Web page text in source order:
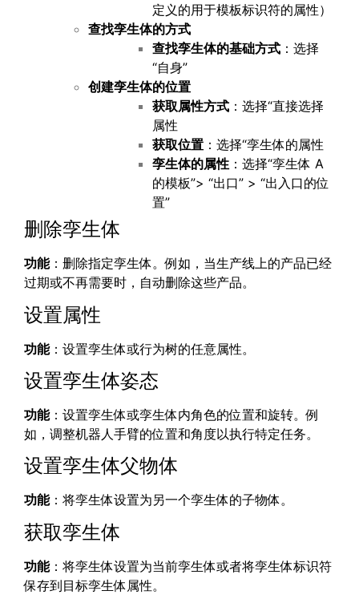
定义的用于模板标识符的属性）
查找孪生体的方式
查找孪生体的基础方式 ：选择
“自身”
创建孪生体的位置
获取属性方式 ：选择“直接选择
属性
获取位置 ：选择“孪生体的属性
孪生体的属性 ：选择“孪生体 A
的模板”> “出口” > “出入口的位
置”
删除孪生体
功能：删除指定孪生体。例如，当生产线上的产品已经
过期或不再需要时，自动删除这些产品。
设置属性
功能：设置孪生体或行为树的任意属性。
设置孪生体姿态
功能：设置孪生体或孪生体内角色的位置和旋转。例
如，调整机器人手臂的位置和角度以执行特定任务。
设置孪生体父物体
功能：将孪生体设置为另一个孪生体的子物体。
获取孪生体
功能：将孪生体设置为当前孪生体或者将孪生体标识符
保存到目标孪生体属性。